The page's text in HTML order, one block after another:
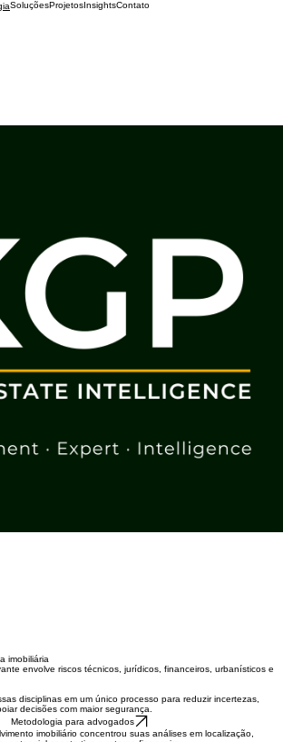
SoluçõesProjetosInsightsContato
imobiliária
envolve riscos técnicos, jurídicos, financeiros, urbanísticos e
disciplinas em um único processo para reduzir incertezas,
decisões com maior segurança.